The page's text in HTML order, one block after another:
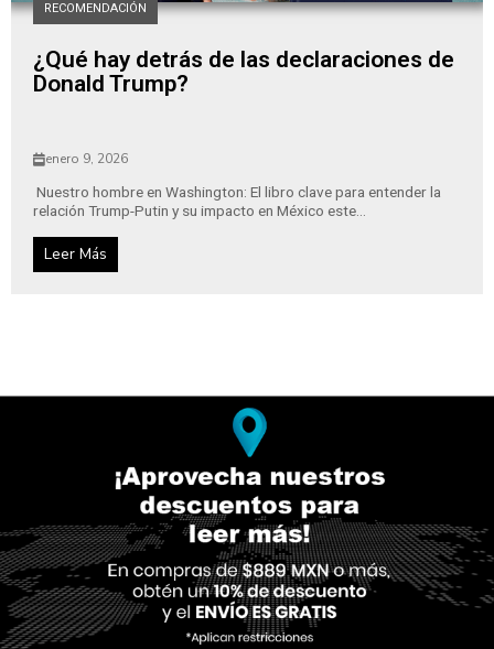
RECOMENDACIÓN
¿Qué hay detrás de las declaraciones de
Donald Trump?
enero 9, 2026
Nuestro hombre en Washington: El libro clave para entender la
relación Trump-Putin y su impacto en México este...
Leer Más